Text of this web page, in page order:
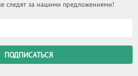
следят за нашими предложениями!